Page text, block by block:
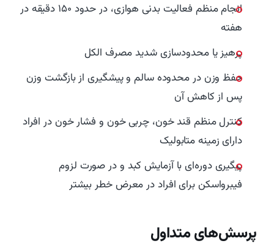
انجام منظم فعالیت بدنی هوازی، در حدود ۱۵۰ دقیقه در
هفته
پرهیز یا محدودسازی شدید مصرف الکل
حفظ وزن در محدوده سالم و پیشگیری از بازگشت وزن
پس از کاهش آن
کنترل منظم قند خون، چربی خون و فشار خون در افراد
دارای زمینه متابولیک
پیگیری دوره‌ای با آزمایش کبد و در صورت لزوم
فیبرواسکن برای افراد در معرض خطر بیشتر
پرسش‌های متداول